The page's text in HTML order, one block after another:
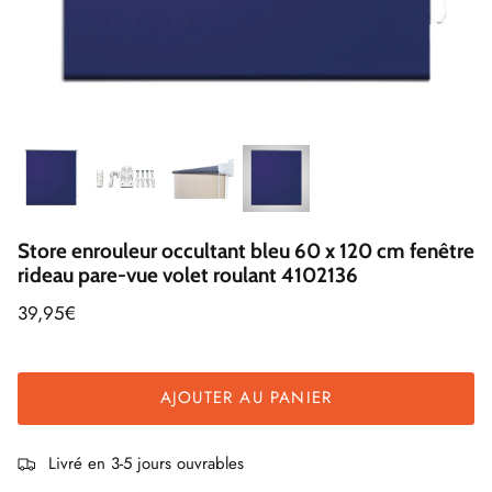
Store enrouleur occultant bleu 60 x 120 cm fenêtre
rideau pare-vue volet roulant 4102136
39,95€
AJOUTER AU PANIER
Livré en 3-5 jours ouvrables